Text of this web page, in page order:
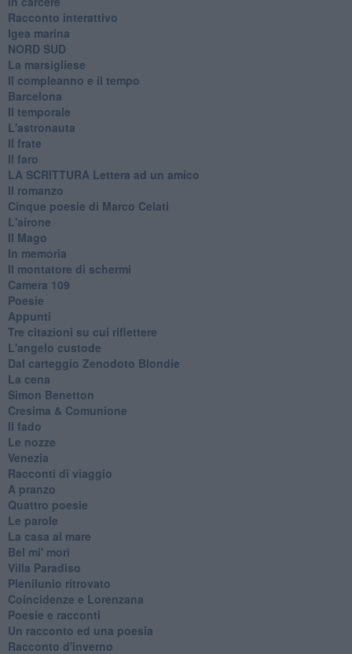
Racconto interattivo
Igea marina
​NORD SUD
La marsigliese
Il compleanno e il tempo
Barcelona
Il temporale
L'astronauta
Il frate
Il faro
​LA SCRITTURA Lettera ad un amico
Il romanzo
Cinque poesie di Marco Celati
L'airone
Il Mago
In memoria
Il montatore di schermi
Camera 109
Poesie
Appunti
Tre citazioni su cui riflettere
L'angelo custode
Dal carteggio Zenodoto Blondie
La cena
Simon Benetton
Cresima & Comunione
Il fado
Le nozze
Venezia
Racconti di viaggio
A pranzo
Quattro poesie
Le parole
La casa al mare
Bel mi' morì
Villa Paradiso
Plenilunio ritrovato
Coincidenze e Lorenzana
Poesie e racconti
Un racconto ed una poesia
Racconto d'inverno